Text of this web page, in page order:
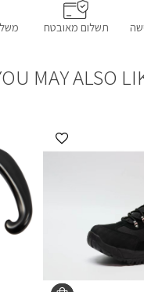
תשלום מאובטח
MAY ALSO
הוספה